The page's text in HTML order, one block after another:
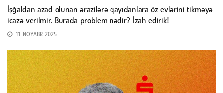
İşğaldan azad olunan ərazilərə qayıdanlara öz evlərini tikməyə
icazə verilmir. Burada problem nədir? İzah edirik!
11 NOYABR 2025